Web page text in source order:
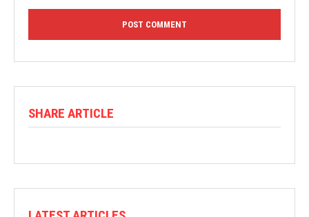
SHARE ARTICLE